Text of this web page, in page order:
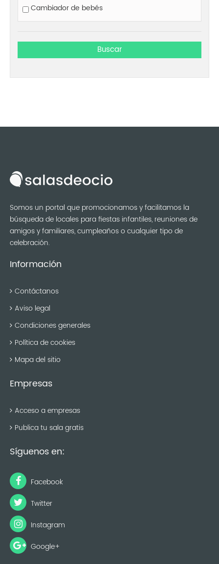
Cambiador de bebés
Somos un portal que promocionamos y facilitamos la
búsqueda de locales para fiestas infantiles, reuniones de
amigos y familiares, cumpleaños o cualquier tipo de
celebración.
Información
Contáctanos
Aviso legal
Condiciones generales
Política de cookies
Mapa del sitio
Empresas
Acceso a empresas
Publica tu sala gratis
Síguenos en:
Facebook
Twitter
Instagram
Google+